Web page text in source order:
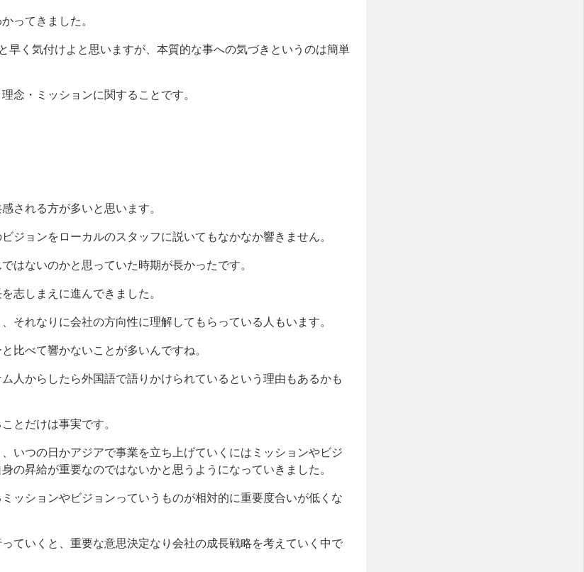
ってきました。
早く気付けよと思いますが、本質的な事への気づきというのは簡単
念・ミッションに関することです。
される方が多いと思います。
ジョンをローカルのスタッフに説いてもなかなか響きません。
はないのかと思っていた時期が長かったです。
志しまえに進んできました。
それなりに会社の方向性に理解してもらっている人もいます。
比べて響かないことが多いんですね。
人からしたら外国語で語りかけられているという理由もあるかも
とだけは事実です。
いつの日かアジアで事業を立ち上げていくにはミッションやビジ
の昇給が重要なのではないかと思うようになっていきました。
ッションやビジョンっていうものが相対的に重要度合いが低くな
ていくと、重要な意思決定なり会社の成長戦略を考えていく中で